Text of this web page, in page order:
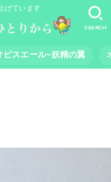
げています
ピスエール~妖精の翼
SEARCH